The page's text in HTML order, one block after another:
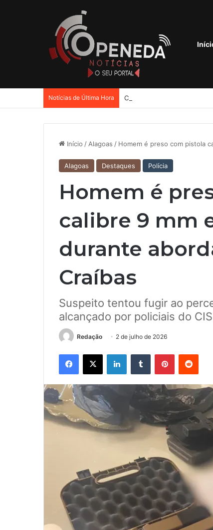
Notícias de Última Hora Confusão entre ex-sogra e
Início / Alagoas / Homem é preso com pistola
Alagoas Destaques Polícia
Homem é
calibre 9 mm
durante
Craíbas
Suspeito tentou fugir ao
alcançado por policiais do
Redação 2 de julho de 2026
Facebook
X LinkedinTumblr Pinterest